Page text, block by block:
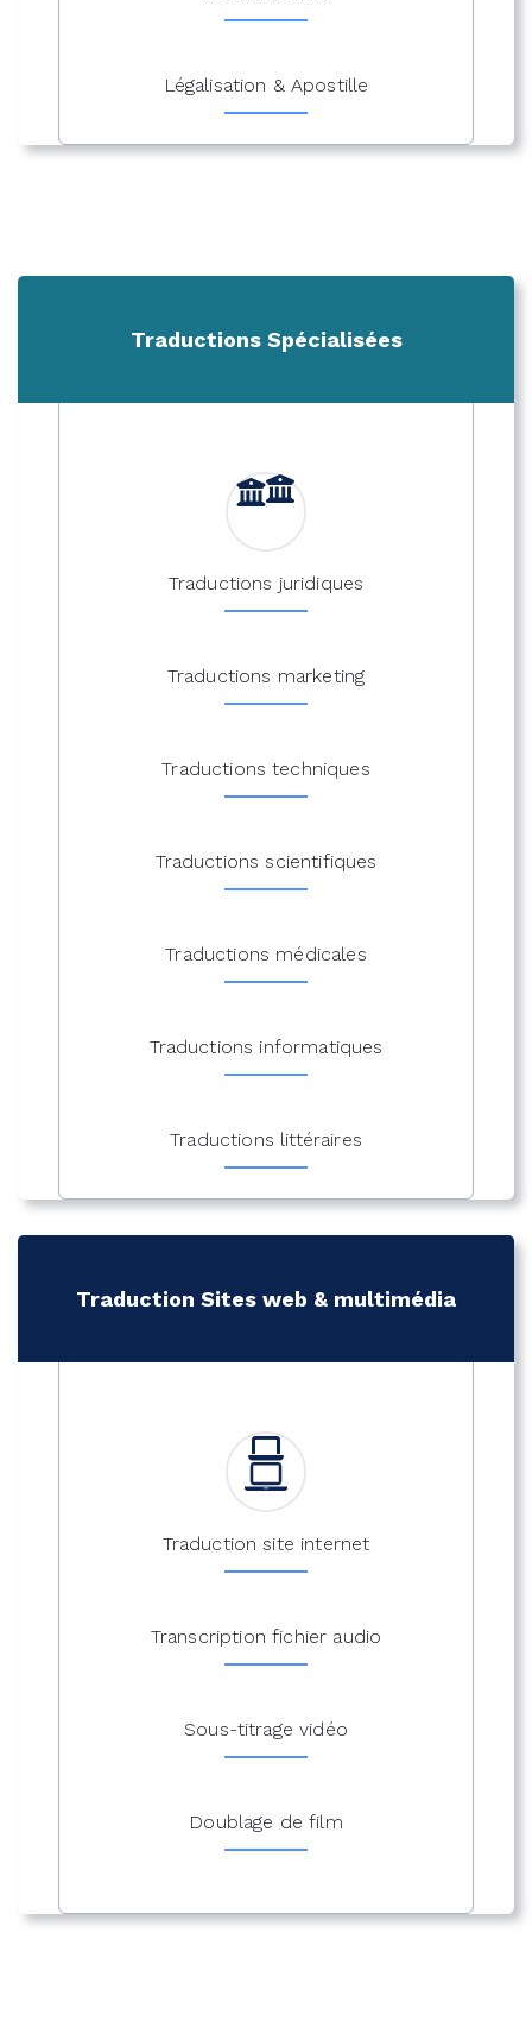
Légalisation & Apostille
Traductions Spécialisées
Traductions juridiques
Traductions marketing
Traductions techniques
Traductions scientifiques
Traductions médicales
Traductions informatiques
Traductions littéraires
Traduction Sites web & multimédia
Traduction site internet
Transcription fichier audio
Sous-titrage vidéo
Doublage de film